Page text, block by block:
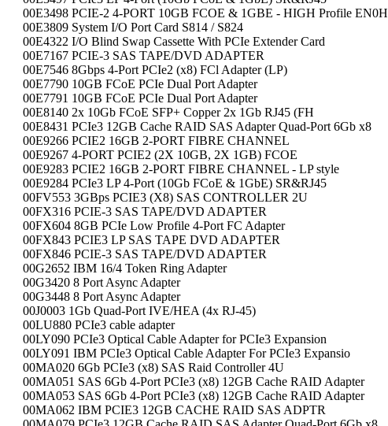
00E3498 PCIE-2 4-PORT 10GB FCOE & 1GBE - HIGH Profile EN0H
00E3809 System I/O Port Card S814 / S824
00E4322 I/O Blind Swap Cassette With PCIe Extender Card
00E7167 PCIE-3 SAS TAPE/DVD ADAPTER
00E7546 8Gbps 4-Port PCIe2 (x8) FCl Adapter (LP)
00E7790 10GB FCoE PCIe Dual Port Adapter
00E7791 10GB FCoE PCIe Dual Port Adapter
00E8140 2x 10Gb FCoE SFP+ Copper 2x 1Gb RJ45 (FH
00E8431 PCIe3 12GB Cache RAID SAS Adapter Quad-Port 6Gb x8
00E9266 PCIE2 16GB 2-PORT FIBRE CHANNEL
00E9267 4-PORT PCIE2 (2X 10GB, 2X 1GB) FCOE
00E9283 PCIE2 16GB 2-PORT FIBRE CHANNEL - LP style
00E9284 PCIe3 LP 4-Port (10Gb FCoE & 1GbE) SR&RJ45
00FV553 3GBps PCIE3 (X8) SAS CONTROLLER 2U
00FX316 PCIE-3 SAS TAPE/DVD ADAPTER
00FX604 8GB PCIe Low Profile 4-Port FC Adapter
00FX843 PCIE3 LP SAS TAPE DVD ADAPTER
00FX846 PCIE-3 SAS TAPE/DVD ADAPTER
00G2652 IBM 16/4 Token Ring Adapter
00G3420 8 Port Async Adapter
00G3448 8 Port Async Adapter
00J0003 1Gb Quad-Port IVE/HEA (4x RJ-45)
00LU880 PCIe3 cable adapter
00LY090 PCIe3 Optical Cable Adapter for PCIe3 Expansion
00LY091 IBM PCIe3 Optical Cable Adapter For PCIe3 Expansio
00MA020 6Gb PCIe3 (x8) SAS Raid Controller 4U
00MA051 SAS 6Gb 4-Port PCIe3 (x8) 12GB Cache RAID Adapter
00MA053 SAS 6Gb 4-Port PCIe3 (x8) 12GB Cache RAID Adapter
00MA062 IBM PCIE3 12GB CACHE RAID SAS ADPTR